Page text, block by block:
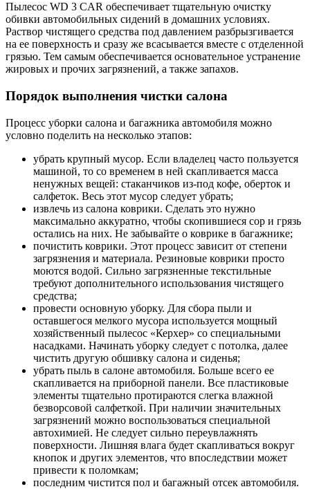
Пылесос WD 3 CAR обеспечивает тщательную очистку
обивки автомобильных сидений в домашних условиях.
Раствор чистящего средства под давлением разбрызгивается
на ее поверхность и сразу же всасывается вместе с отделенной
грязью. Тем самым обеспечивается основательное устранение
жировых и прочих загрязнений, а также запахов.
Порядок выполнения чистки салона
Процесс уборки салона и багажника автомобиля можно
условно поделить на несколько этапов:
убрать крупный мусор. Если владелец часто пользуется
машиной, то со временем в ней скапливается масса
ненужных вещей: стаканчиков из-под кофе, оберток и
салфеток. Весь этот мусор следует убрать;
извлечь из салона коврики. Сделать это нужно
максимально аккуратно, чтобы скопившиеся сор и грязь
остались на них. Не забывайте о коврике в багажнике;
почистить коврики. Этот процесс зависит от степени
загрязнения и материала. Резиновые коврики просто
моются водой. Сильно загрязненные текстильные
требуют дополнительного использования чистящего
средства;
провести основную уборку. Для сбора пыли и
оставшегося мелкого мусора используется мощный
хозяйственный пылесос «Керхер» со специальными
насадками. Начинать уборку следует с потолка, далее
чистить другую обшивку салона и сиденья;
убрать пыль в салоне автомобиля. Больше всего ее
скапливается на приборной панели. Все пластиковые
элементы тщательно протираются слегка влажной
безворсовой салфеткой. При наличии значительных
загрязнений можно воспользоваться специальной
автохимией. Не следует сильно переувлажнять
поверхности. Лишняя влага будет скапливаться вокруг
кнопок и других элементов, что впоследствии может
привести к поломкам;
последним чистится пол и багажный отсек автомобиля.